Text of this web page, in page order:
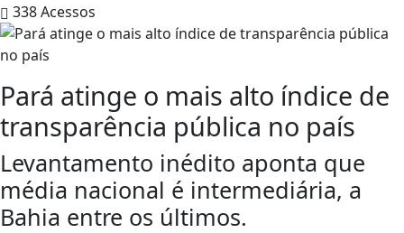
338Acessos
Pará atinge o mais alto índice de
transparência pública no país
Levantamento inédito aponta que
média nacional é intermediária, a
Bahia entre os últimos.